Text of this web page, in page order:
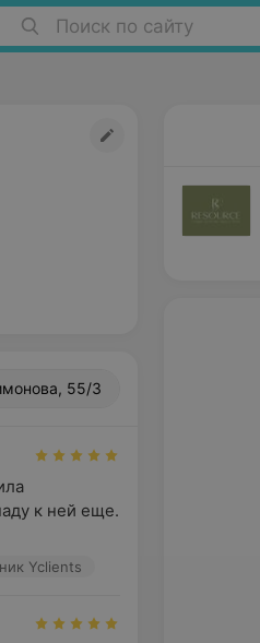
Поиск по сайту
55/3
к ней еще.
Yclients